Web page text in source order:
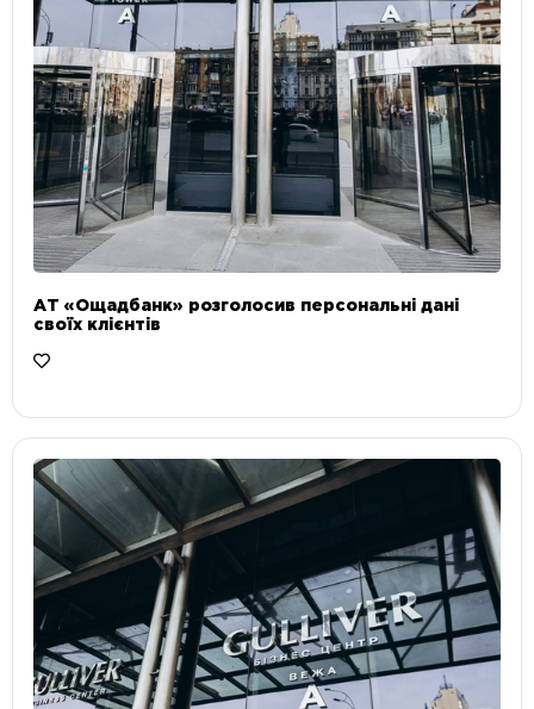
АТ «Ощадбанк» розголосив персональні дані
своїх клієнтів